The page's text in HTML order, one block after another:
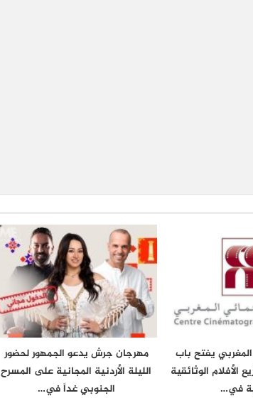
المغربي يفتح باب
الأفلام الوثائقية
في…
مهرجان جرش يدعو الجمهور لحضور
الليلة الأردنية المجانية على المسرح
الجنوبي غداً في…